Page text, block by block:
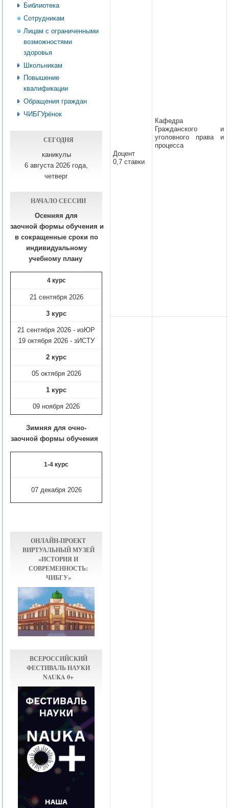
Библиотека
Сотрудникам
Лицам с ограниченными
возможностями
здоровья
Школьникам
Повышение
квалификации
Обращения граждан
ЧИБГУрёнок
СЕГОДНЯ
каникулы
6 августа 2026 года,
четверг
НАЧАЛО СЕССИИ
Осенняя для
заочной формы обучения и
в сокращенные сроки по
индивидуальному
учебному плану​
4 курс
21 сентября 2026
3 курс
21 сентября 2026 - изЮР
19 октября 2026 - зИСТУ
2 курс
05 октября 2026
1 курс
09 ноября 2026
Зимняя для очно-
заочной формы обучения
1-4 курс
07 декабря 2026
ОНЛАЙН-ПРОЕКТ
ВИРТУАЛЬНЫЙ МУЗЕЙ
«ИСТОРИЯ И
СОВРЕМЕННОСТЬ:
ЧИБГУ»
ВСЕРОССИЙСКИЙ
ФЕСТИВАЛЬ НАУКИ
NAUKA 0+
Доцент
0,7 ставки
Кафедра
Гражданского и
уголовного права и
процесса